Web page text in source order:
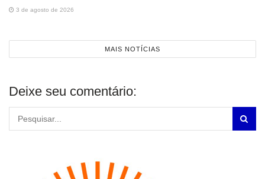
3 de agosto de 2026
MAIS NOTÍCIAS
Deixe seu comentário: